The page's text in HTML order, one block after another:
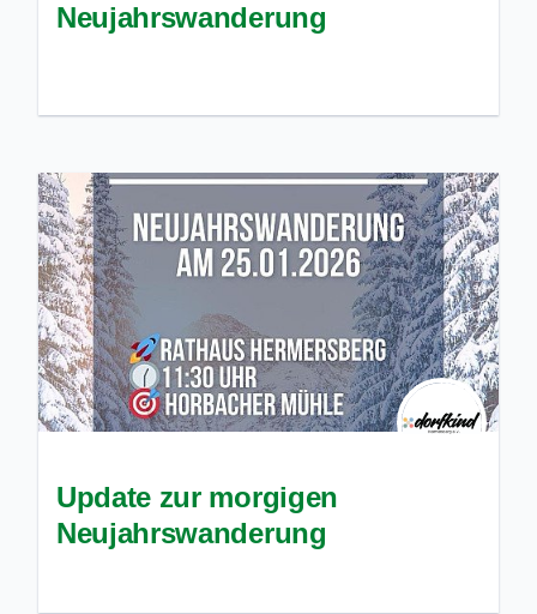
Neujahrswanderung
Update zur morgigen
Neujahrswanderung